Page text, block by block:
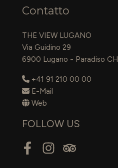
Contatto
THE VIEW LUGANO
Via Guidino 29
6900 Lugano - Paradiso CH
+41 91 210 00 00
E-Mail
Web
FOLLOW US
FacebookInstagramTripadvisor